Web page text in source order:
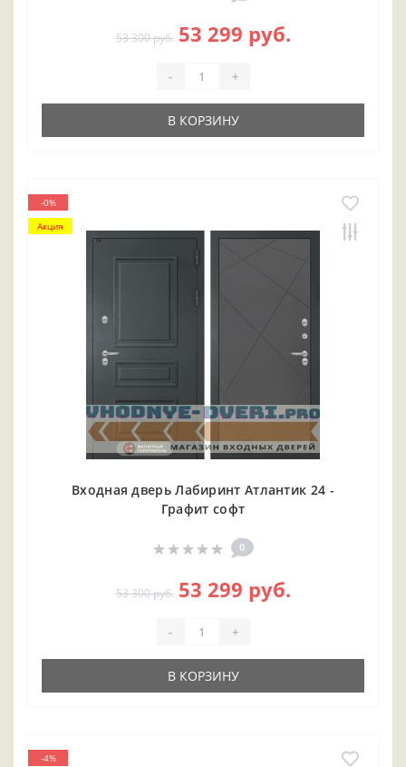
53 300 руб. 53 299 руб.
- +
В КОРЗИНУ
-0%
Акция
Входная дверь Лабиринт Атлантик 24 -
Графит софт
0
53 300 руб. 53 299 руб.
- +
В КОРЗИНУ
-4%